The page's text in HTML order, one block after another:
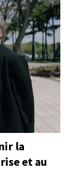
la
et au